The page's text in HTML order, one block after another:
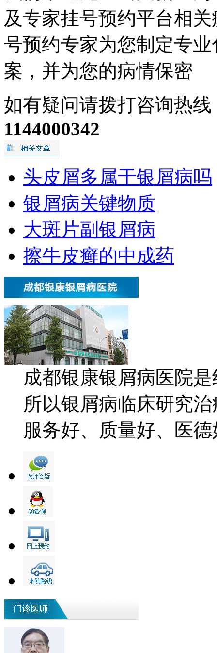
及专家挂号预约平台相
号预约专家为您制定专
案，并为您的病情保密
如有疑问请拨打咨询热线
1144000342
头皮屑多属于银屑病吗
银屑病关键物质
大斑片副银屑病
擦牛皮癣的中成药
成都银康银屑病医院
所以银屑病临床研究
服务好、质量好、医